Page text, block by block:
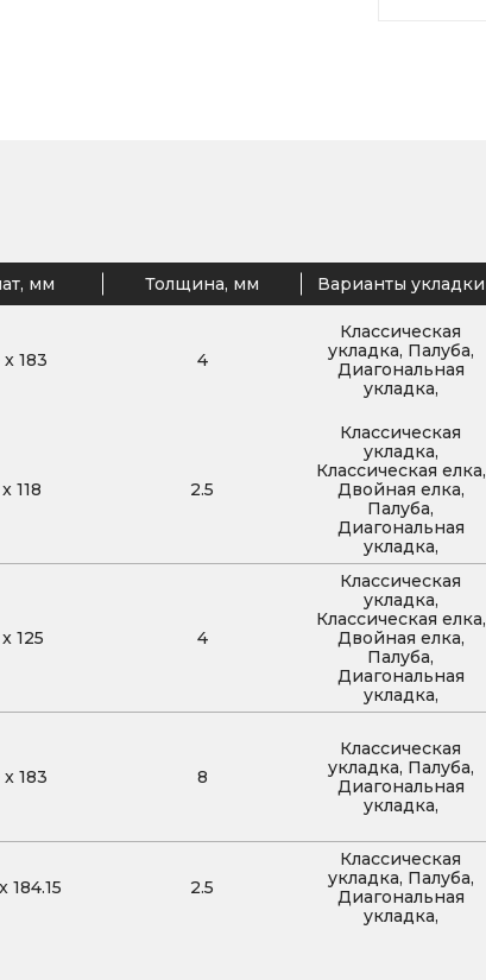
мм Толщина, мм Варианты укладки
x 183 4
Классическая
укладка, Палуба,
Диагональная
укладка,
x 118 2.5
Классическая
укладка,
Классическая елка,
Двойная елка,
Палуба,
Диагональная
укладка,
x 125 4
Классическая
укладка,
Классическая елка,
Двойная елка,
Палуба,
Диагональная
укладка,
x 183 8
Классическая
укладка, Палуба,
Диагональная
укладка,
x184.15 2.5
Классическая
укладка, Палуба,
Диагональная
укладка,